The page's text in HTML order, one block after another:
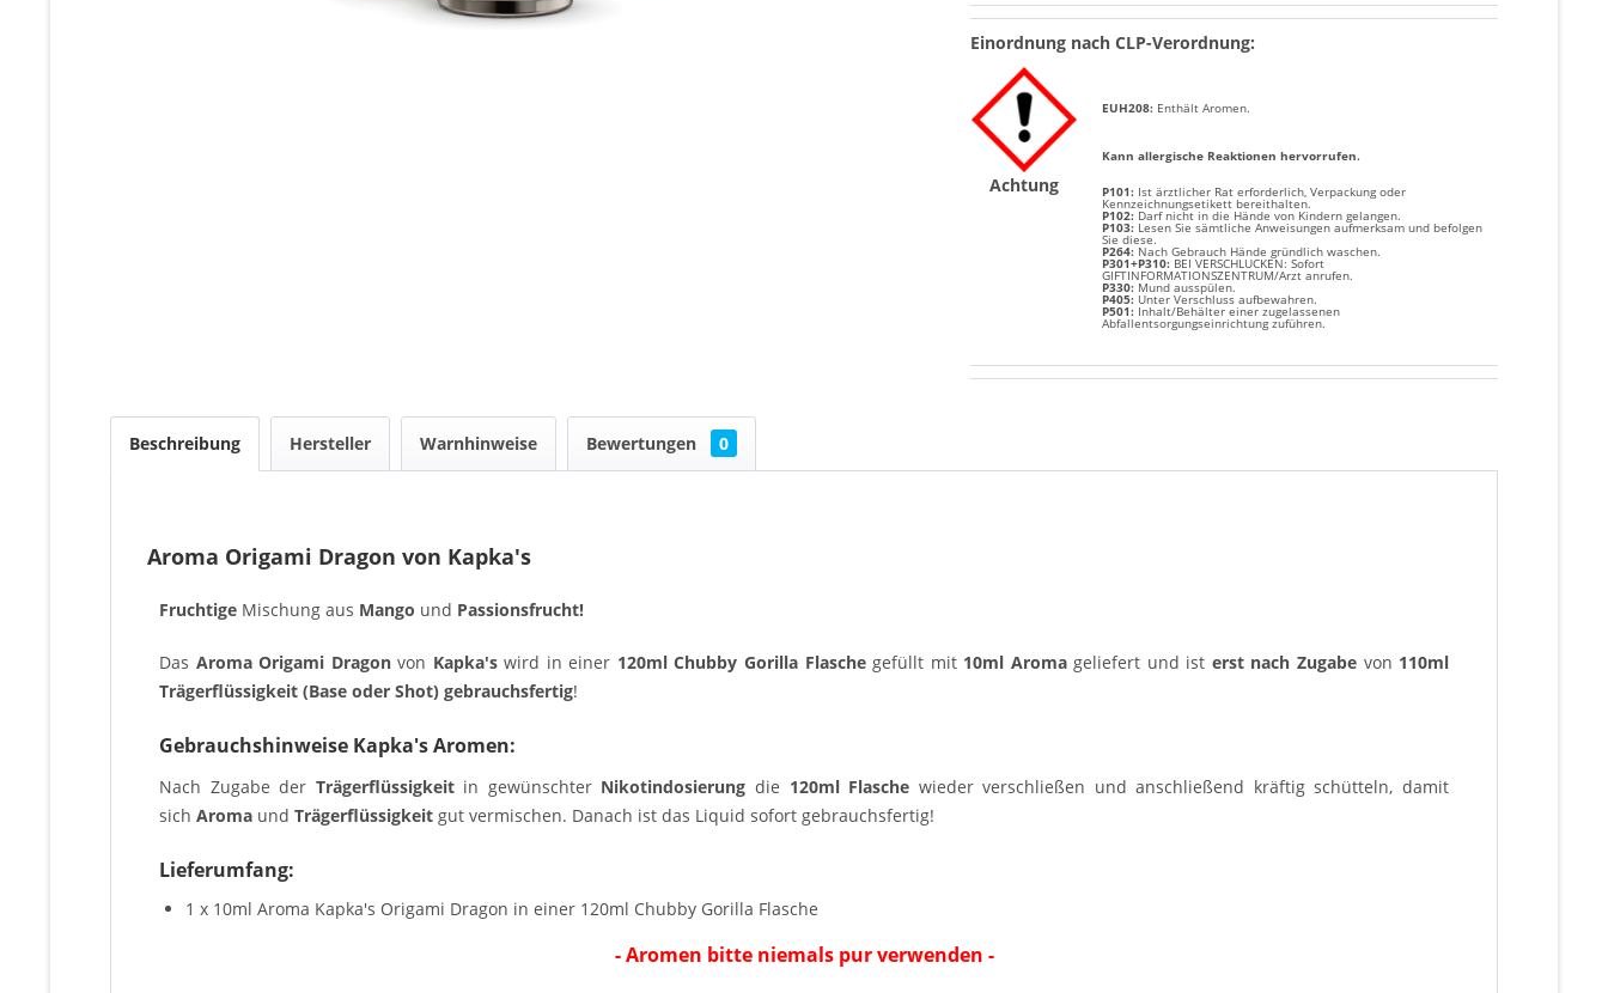
Einordnung nach CLP-Verordnung:
Achtung
EUH208: Enthält Aromen.
Kann allergische Reaktionen hervorrufen.
P101: Ist ärztlicher Rat erforderlich, Verpackung oder
Kennzeichnungsetikett bereithalten.
P102: Darf nicht in die Hände von Kindern gelangen.
P103: Lesen Sie sämtliche Anweisungen aufmerksam und befolgen
Sie diese.
P264: Nach Gebrauch Hände gründlich waschen.
P301+P310: BEI VERSCHLUCKEN: Sofort
GIFTINFORMATIONSZENTRUM/Arzt anrufen.
P330: Mund ausspülen.
P405: Unter Verschluss aufbewahren.
P501: Inhalt/Behälter einer zugelassenen
Abfallentsorgungseinrichtung zuführen.
Beschreibung Hersteller Warnhinweise Bewertungen 0
Aroma Origami Dragon von Kapka's
Fruchtige Mischung aus Mango und Passionsfrucht!
Das Aroma Origami Dragonvon Kapka'swird in einer 120ml Chubby Gorilla Flaschegefüllt mit 10ml Aromageliefert und ist erst nach Zugabe von 110ml
Trägerflüssigkeit (Base oder Shot) gebrauchsfertig!
Gebrauchshinweise Kapka's Aromen:
Nach Zugabe der Trägerflüssigkeitin gewünschter Nikotindosierung die 120ml Flasche wieder verschließen und anschließend kräftig schütteln, damit
sich Aroma und Trägerflüssigkeit gut vermischen. Danach ist das Liquid sofort gebrauchsfertig!
Lieferumfang:
1 x 10ml Aroma Kapka's Origami Dragon in einer 120ml Chubby Gorilla Flasche
- Aromen bitte niemals pur verwenden -